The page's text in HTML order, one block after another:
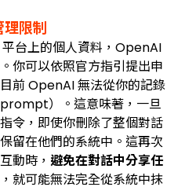
限制
台上的個人資料，OpenAI
你可以依照官方指引提出申
前 OpenAI 無法從你的記錄
）。這意味著，一旦
令，即使你刪除了整個對話
留在他們的系統中。這再次
動時， 避免在對話中分享任
就可能無法完全從系統中抹